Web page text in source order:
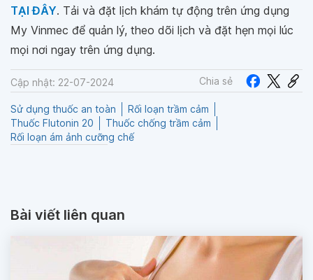
TẠI ĐÂY. Tải và đặt lịch khám tự động trên ứng dụng
My Vinmec để quản lý, theo dõi lịch và đặt hẹn mọi lúc
mọi nơi ngay trên ứng dụng.
Cập nhật: 22-07-2024 Chia sẻ
Sử dụng thuốc an toàn
Rối loạn trầm cảm
Thuốc Flutonin 20
Thuốc chống trầm cảm
Rối loạn ám ảnh cưỡng chế
Bài viết liên quan